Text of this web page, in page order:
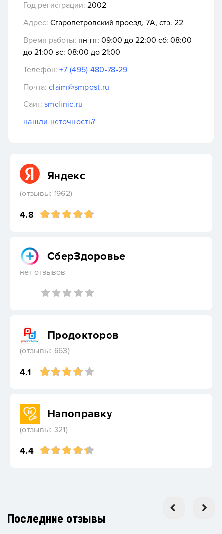
Год регистрации: 2002
Адрес: Старопетровский проезд, 7А, стр. 22
Время работы: пн-пт: 09:00 до 22:00 сб: 08:00
до 21:00 вс: 08:00 до 21:00
Телефон: +7 (495) 480-78-29
Почта: claim@smpost.ru
Сайт: smclinic.ru
нашли неточность?
Яндекс
(отзывы: 1962)
4.8
СберЗдоровье
нет отзывов
Продокторов
(отзывы: 663)
4.1
Напоправку
(отзывы: 321)
4.4
Последние отзывы